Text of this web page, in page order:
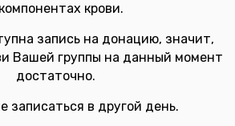
крови.
запись на донацию, значит,
Вашей группы на данный момент
достаточно.
записаться в другой день.